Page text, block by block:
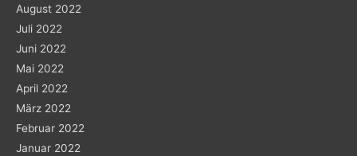
August 2022
Juli 2022
Juni 2022
Mai 2022
April 2022
März 2022
Februar 2022
Januar 2022